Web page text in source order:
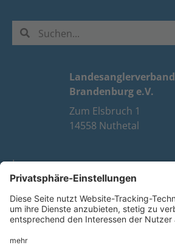
Landesanglerverband
Brandenburg e.V.
Zum Elsbruch 1
14558 Nuthetal
Impressum
Datenschutz
FAQ